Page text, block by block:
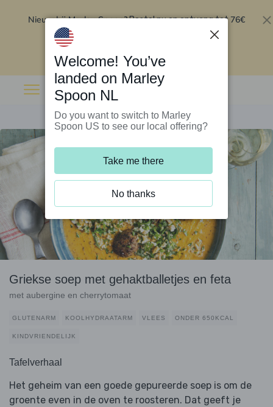
Nieuw bij Marley Spoon?Bestel nu en ontvang tot 76€
Griekse soep met gehaktballetjes en feta
met aubergine en cherrytomaat
GLUTENARM KOOLHYDRAATARM VLEES ONDER 650KCAL
KINDVRIENDELIJK
Tafelverhaal
Het geheim van een goede gepureerde soep is om de
groente even in de oven te roosteren. Dat geeft je
Welcome! You’ve
landed on Marley
Spoon NL
Do you want to switch to Marley
Spoon US to see our local offering?
Take me there
No thanks